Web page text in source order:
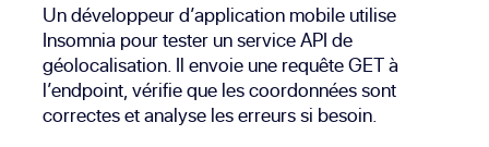
Un développeur d’application mobile utilise
Insomnia pour tester un service API de
géolocalisation. Il envoie une requête GET à
l’endpoint, vérifie que les coordonnées sont
correctes et analyse les erreurs si besoin.